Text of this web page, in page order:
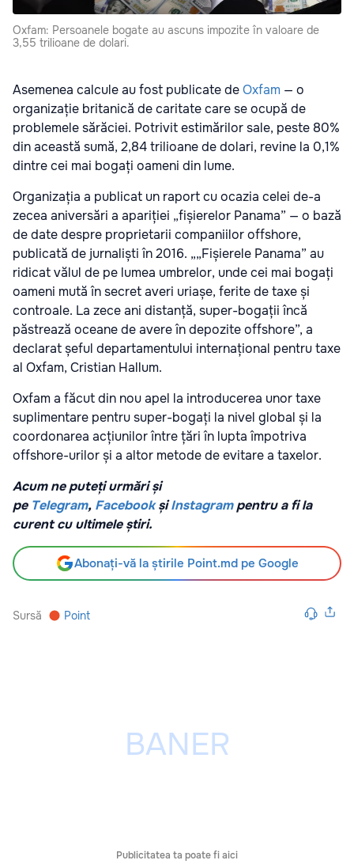
Oxfam: Persoanele bogate au ascuns impozite în valoare de
3,55 trilioane de dolari.
Asemenea calcule au fost publicate deOxfam — o
organizație britanică de caritate care se ocupă de
problemele sărăciei. Potrivit estimărilor sale, peste 80%
din această sumă, 2,84 trilioane de dolari, revine la 0,1%
dintre cei mai bogați oameni din lume.
Organizația a publicat un raport cu ocazia celei de-a
zecea aniversări a apariției „fișierelor Panama” — o bază
de date despre proprietarii companiilor offshore,
publicată de jurnaliști în 2016. „„Fișierele Panama” au
ridicat vălul de pe lumea umbrelor, unde cei mai bogați
oameni mută în secret averi uriașe, ferite de taxe și
controale. La zece ani distanță, super-bogații încă
păstrează oceane de avere în depozite offshore”, a
declarat șeful departamentului internațional pentru taxe
al Oxfam, Cristian Hallum.
Oxfam a făcut din nou apel la introducerea unor taxe
suplimentare pentru super-bogați la nivel global și la
coordonarea acțiunilor între țări în lupta împotriva
offshore-urilor și a altor metode de evitare a taxelor.
Acum ne puteți urmări și
pe Telegram, Facebook șiInstagrampentru a fi la
curent cu ultimele știri.
Abonați-vă la știrile Point.md pe Google
Sursă Point
Publicitatea ta poate fi aici